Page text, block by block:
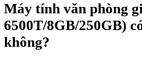
Máy tính văn phòng
6500T/8GB/250GB)
không?